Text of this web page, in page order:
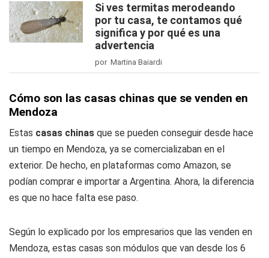
Si ves termitas merodeando
por tu casa, te contamos qué
significa y por qué es una
advertencia
por Martina Baiardi
Cómo son las casas chinas que se venden en
Mendoza
Estas casas chinas que se pueden conseguir desde hace
un tiempo en Mendoza, ya se comercializaban en el
exterior. De hecho, en plataformas como Amazon, se
podían comprar e importar a Argentina. Ahora, la diferencia
es que no hace falta ese paso.
Según lo explicado por los empresarios que las venden en
Mendoza, estas casas son módulos que van desde los 6